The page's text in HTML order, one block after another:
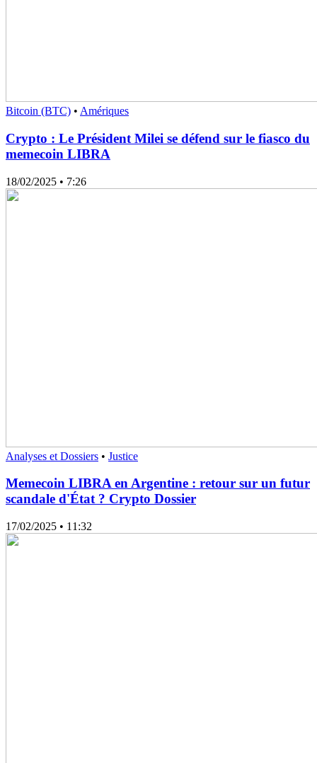
Bitcoin (BTC) • Amériques
Crypto : Le Président Milei se défend sur le fiasco du
memecoin LIBRA
18/02/2025 • 7:26
Analyses et Dossiers • Justice
Memecoin LIBRA en Argentine : retour sur un futur
scandale d'État ? Crypto Dossier
17/02/2025 • 11:32